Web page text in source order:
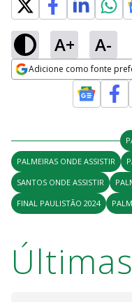
A+ A-
Adicione como fonte
Opens in new window
PALMEIRAS ONDE ASSISTIR
SANTOS ONDE ASSISTIR
FINAL PAULISTÃO 2024
Últimas